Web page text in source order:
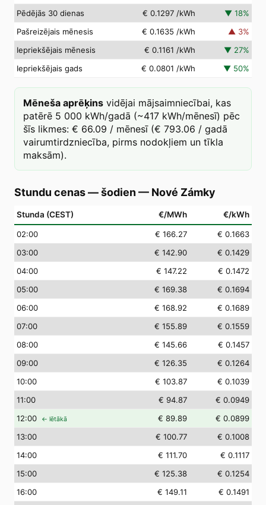
Pēdējās 30 dienas
€ 0.1297 /kWh ▼ 18%
Pašreizējais mēnesis
€ 0.1635 /kWh ▲ 3%
Iepriekšējais mēnesis
€ 0.1161 /kWh ▼ 27%
Iepriekšējais gads
€ 0.0801 /kWh ▼ 50%
Mēneša aprēķins vidējai mājsaimniecībai, kas
patērē 5 000 kWh/gadā (~417 kWh/mēnesī) pēc
šīs likmes: € 66.09 / mēnesī (€ 793.06 / gadā
vairumtirdzniecība, pirms nodokļiem un tīkla
maksām).
Stundu cenas — šodien — Nové Zámky
Stunda (CEST) €/MWh €/kWh
02:00 € 166.27
€ 0.1663
03:00 € 142.90
€ 0.1429
04:00 € 147.22
€ 0.1472
05:00 € 169.38
€ 0.1694
06:00 € 168.92
€ 0.1689
07:00 € 155.89
€ 0.1559
08:00 € 145.66
€ 0.1457
09:00 € 126.35
€ 0.1264
10:00 € 103.87
€ 0.1039
11:00 € 94.87
€ 0.0949
12:00 ← lētākā € 89.89
€ 0.0899
13:00 € 100.77
€ 0.1008
14:00 € 111.70
€ 0.1117
15:00 € 125.38
€ 0.1254
16:00 € 149.11
€ 0.1491